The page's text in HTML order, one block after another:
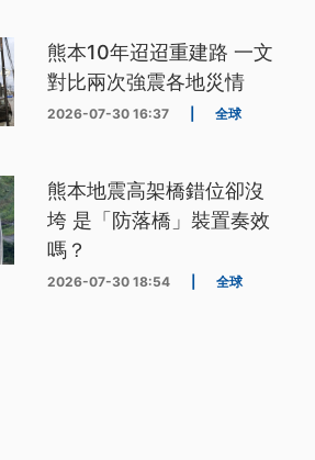
熊本10年迢迢重建路 一文
對比兩次強震各地災情
2026-07-30 16:37 全球
熊本地震高架橋錯位卻沒
垮 是「防落橋」裝置奏效
嗎？
2026-07-30 18:54 全球